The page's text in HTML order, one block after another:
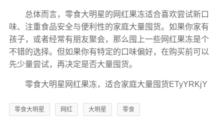
总体而言，零食大明星的网红果冻适合喜欢尝试新口
味、注重食品安全与便利性的家庭大量囤货。如果你家有
孩子，或者经常有朋友聚会，那么囤上一些网红果冻是个
不错的选择。但如果你有特定的口味偏好，在购买前可以
先少量尝试，再决定是否大量囤货。
零食大明星网红果冻，适合家庭大量囤货ETyYRKjY
零食大明星 网红 大明星 零食